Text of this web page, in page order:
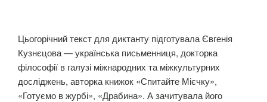
Цьогорічний текст для диктанту підготувала Євгенія
Кузнєцова — українська письменниця, докторка
філософії в галузі міжнародних та міжкультурних
досліджень, авторка книжок «Спитайте Мієчку»,
«Готуємо в журбі», «Драбина». А зачитувала його